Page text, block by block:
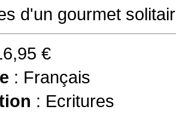
d'un gourmet
€
: Français
: Ecritures